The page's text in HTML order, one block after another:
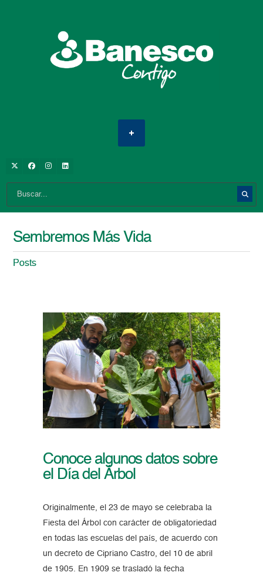
Sembremos Más Vida
Posts
Conoce algunos datos sobre
el Día del Árbol
Originalmente, el 23 de mayo se celebraba la
Fiesta del Árbol con carácter de obligatoriedad
en todas las escuelas del país, de acuerdo con
un decreto de Cipriano Castro, del 10 de abril
de 1905. En 1909 se trasladó la fecha